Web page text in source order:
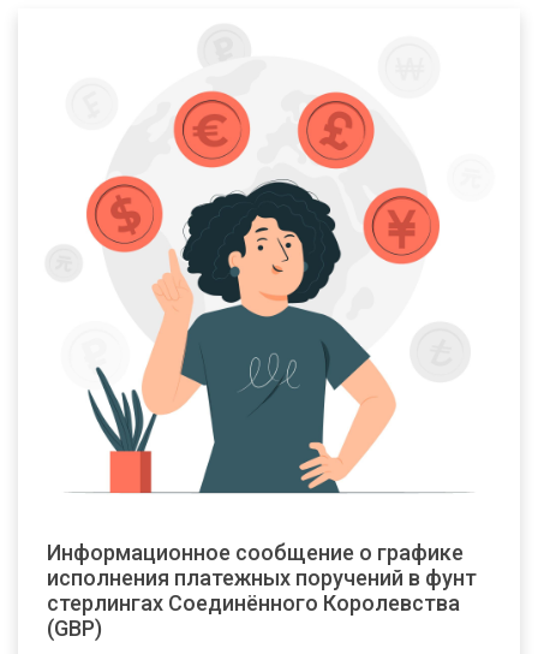
Информационное сообщение о графике
исполнения платежных поручений в фунт
стерлингах Соединённого Королевства
(GBP)